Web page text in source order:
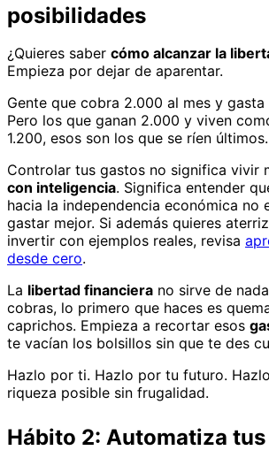
posibilidades
¿Quieres saber cómo alcanzar la
Empieza por dejar de aparentar.
Gente que cobra 2.000 al mes y
Pero los que ganan 2.000 y viven
1.200, esos son los que se ríen últimos.
Controlar tus gastos no significa vivir
con inteligencia. Significa entender
hacia la independencia económica no
gastar mejor. Si además quieres
invertir con ejemplos reales, revisa
desde cero.
La libertad financiera no sirve de
cobras, lo primero que haces es
caprichos. Empieza a recortar esos
te vacían los bolsillos sin que te des
Hazlo por ti. Hazlo por tu futuro.
riqueza posible sin frugalidad.
Hábito 2: Automatiza